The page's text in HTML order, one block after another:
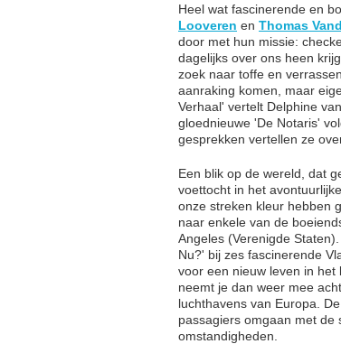
Heel wat fascinerende en
Looveren en Thomas
door met hun missie:
dagelijks over ons heen
zoek naar toffe en
aanraking komen, maar
Verhaal' vertelt Delphine
gloednieuwe 'De Notaris'
gesprekken vertellen ze
Een blik op de wereld, dat
voettocht in het
onze streken kleur hebben
naar enkele van de
Angeles (Verenigde Staten).
Nu?' bij zes fascinerende
voor een nieuw leven in
neemt je dan weer mee
luchthavens van Europa.
passagiers omgaan met de
omstandigheden.